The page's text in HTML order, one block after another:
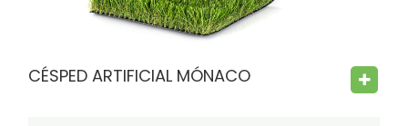
CÉSPED ARTIFICIAL MÓNACO